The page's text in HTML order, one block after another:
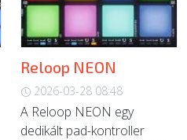
Reloop NEON
2026-03-28 08:48
A Reloop NEON egy
dedikált pad-kontroller